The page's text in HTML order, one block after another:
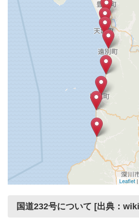
Leaflet|
国道232号について [出典：